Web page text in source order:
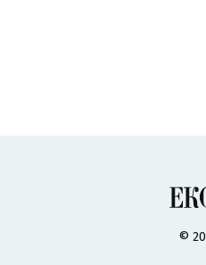
©